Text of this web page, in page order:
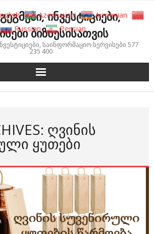
ინვესტიციები,
ბიზნესისათვის
საინფორმაციო სერვისები 577
235 400
ᲦᲕᲘᲜᲘᲡ
ᲧᲣᲗᲔᲑᲘ
Azerbaijani
Armenian
Russian Persian